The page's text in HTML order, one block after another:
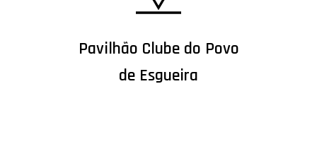
Pavilhão Clube do Povo
de Esgueira